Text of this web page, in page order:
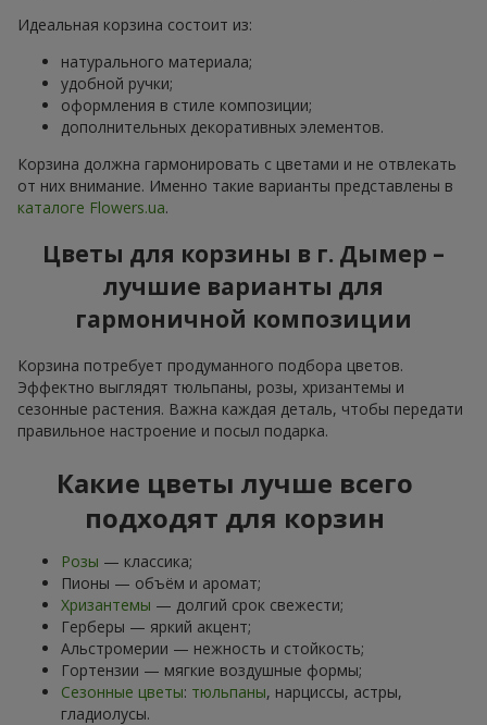
Идеальная корзина состоит из:
натурального материала;
удобной ручки;
оформления в стиле композиции;
дополнительных декоративных элементов.
Корзина должна гармонировать с цветами и не отвлекать
от них внимание. Именно такие варианты представлены в
каталоге Flowers.ua.
Цветы для корзины в г. Дымер –
лучшие варианты для
гармоничной композиции
Корзина потребует продуманного подбора цветов.
Эффектно выглядят тюльпаны, розы, хризантемы и
сезонные растения. Важна каждая деталь, чтобы передати
правильное настроение и посыл подарка.
Какие цветы лучше всего
подходят для корзин
Розы — классика;
Пионы — объём и аромат;
Хризантемы — долгий срок свежести;
Герберы — яркий акцент;
Альстромерии — нежность и стойкость;
Гортензии — мягкие воздушные формы;
Сезонные цветы: тюльпаны, нарциссы, астры,
гладиолусы.